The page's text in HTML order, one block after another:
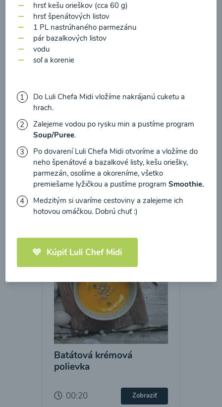
Zeleninová polievka s
00:10 Zobraziť
Načítať ďalšie
Polievky mixované
Batátová krémová
polievka
00:20 Zobraziť
hrsť kešu orieškov (cca 60 g)
hrsť špenátových listov
1 PL nastrúhaného parmezánu
pár bazalkových listov
vodu
soľ a korenie
Do Luli Chefa Midi vložíme nakrájanú cuketu a
hrach.
Zalejeme vodou po rysku min a pustíme program
Soup/Puree.
Po dovarení Luli Chefa Midi otvoríme a vložíme do
neho špenátové a bazalkové listy, kešu oriešky,
parmezán, osolíme a okoreníme, všetko
premiešame lyžičkou a pustíme programSmoothie.
Medzitým si uvaríme cestoviny a zalejeme ich
hotovou omáčkou. Dobrú chuť :)
Kúpiť Luli Chef Midi
prečítal(a)informácie o Ochrane osobných
údajova súhlasím s nimi.